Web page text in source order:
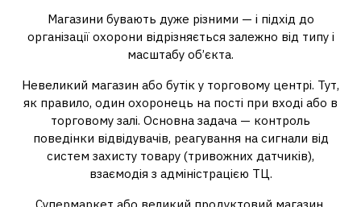
Магазини бувають дуже різними — і підхід до
організації охорони відрізняється залежно від типу і
масштабу об’єкта.
Невеликий магазин або бутік у торговому центрі. Тут,
як правило, один охоронець на пості при вході або в
торговому залі. Основна задача — контроль
поведінки відвідувачів, реагування на сигнали від
систем захисту товару (тривожних датчиків),
взаємодія з адміністрацією ТЦ.